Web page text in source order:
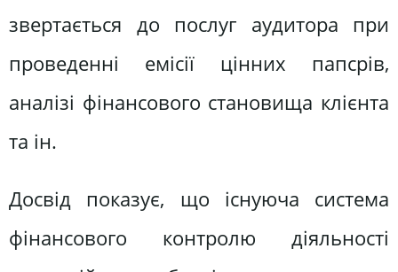
звертається до послуг аудитора при
проведенні емісії цінних папсрів,
аналізі фінансового становища клієнта
та ін.
Досвід показує, що існуюча система
фінансового контролю діяльності